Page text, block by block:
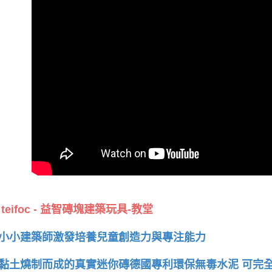
- 益智磚塊建築玩具-教堂
小建築師激發培養兒童創造力與專注能力
土燒制而成的真實迷你磚德國專利環保無毒水泥 可完